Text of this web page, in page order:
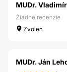
MUDr.
Žiadne recenzie
Zvolen
MUDr. Ján